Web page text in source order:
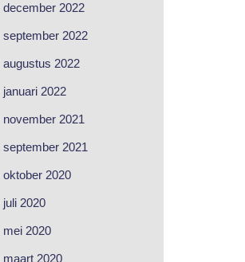
december 2022
september 2022
augustus 2022
januari 2022
november 2021
september 2021
oktober 2020
juli 2020
mei 2020
maart 2020